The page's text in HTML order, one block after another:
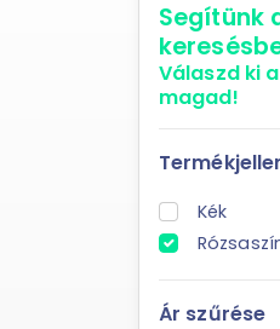
Segítünk
Válaszd ki
magad!
Kék
Ár szűrése